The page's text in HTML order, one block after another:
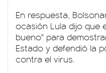
En respuesta,
ocasión Lula dijo que
bueno" para
Estado y defendió la
contra el virus.